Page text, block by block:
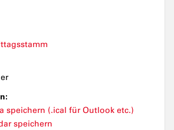
speichern (.ical für Outlook etc.)
speichern